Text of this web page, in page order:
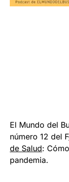
El Mundo del
número 12 del F
de Salud:
pandemia.